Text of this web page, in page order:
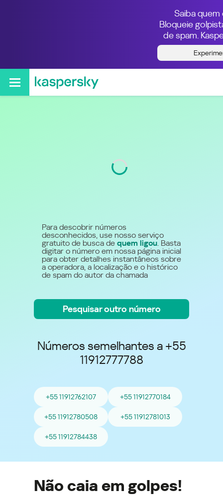
Saiba quem
Bloqueie
de spam.
Quem ligou do número
011912777788
Para descobrir números
desconhecidos, use nosso serviço
gratuito de busca de quem ligou. Basta
digitar o número em nossa página inicial
para obter detalhes instantâneos sobre
a operadora, a localização e o histórico
de spam do autor da chamada
Pesquisar outro número
Números semelhantes a +55
11912777788
+55 11912762107 +55 11912770184
+55 11912780508 +55 11912781013
+55 11912784438
Não caia em golpes!